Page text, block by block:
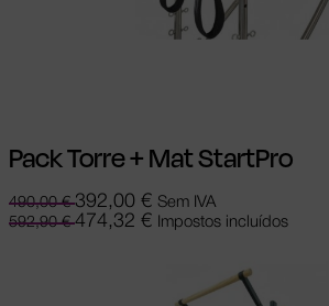
Pack Torre + Mat StartPro
490,00€ 392,00 € Sem IVA
592,90€ 474,32 € Impostos incluídos